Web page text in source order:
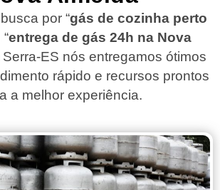
por “gás de cozinha perto
entrega de gás 24h na Nova
Serra-ES nós entregamos ótimos
rápido e recursos prontos
a melhor experiência.